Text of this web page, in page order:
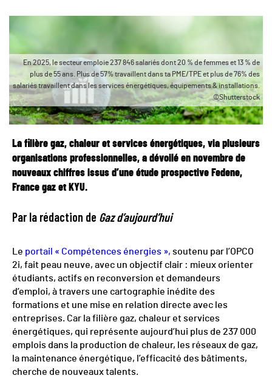
En 2025, le secteur emploie 237 846 salariés dont 20 % de femmes et 13 % de
plus de 55 ans. Plus de 57% travaillent dans ta PME/TPE et plus de 76% des
salariés travaillent dans les services énergétiques, équipements & installations.
©Shutterstock
La filière gaz, chaleur et services énergétiques, via plusieurs
organisations professionnelles, a dévoilé en novembre de
nouveaux chiffres issus d’une étude prospective Fedene,
France gaz et KYU.
Par la rédaction de Gaz d’aujourd’hui
Le portail « Compétences énergies », soutenu par l’OPCO
2i, fait peau neuve, avec un objectif clair : mieux orienter
étudiants, actifs en reconversion et demandeurs
d’emploi, à travers une cartographie inédite des
formations et une mise en relation directe avec les
entreprises. Car la filière gaz, chaleur et services
énergétiques, qui représente aujourd’hui plus de 237 000
emplois dans la production de chaleur, les réseaux de gaz,
la maintenance énergétique, l’efficacité des bâtiments,
cherche de nouveaux talents.